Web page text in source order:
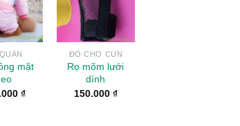
mặt
₫
ĐỒ CHO CÚN
Rọ mõm lưới
dính
150.000 ₫